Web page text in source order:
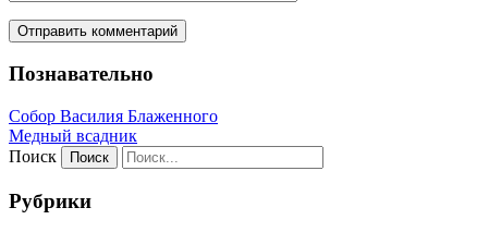
Познавательно
Собор Василия Блаженного
Медный всадник
Поиск
Рубрики